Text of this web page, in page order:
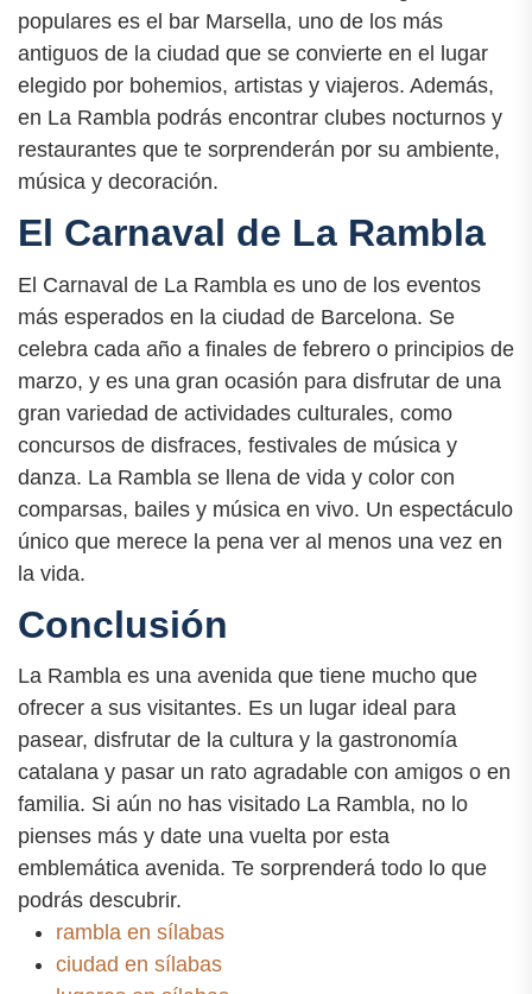
populares es el bar Marsella, uno de los más
antiguos de la ciudad que se convierte en el lugar
elegido por bohemios, artistas y viajeros. Además,
en La Rambla podrás encontrar clubes nocturnos y
restaurantes que te sorprenderán por su ambiente,
música y decoración.
El Carnaval de La Rambla
El Carnaval de La Rambla es uno de los eventos
más esperados en la ciudad de Barcelona. Se
celebra cada año a finales de febrero o principios de
marzo, y es una gran ocasión para disfrutar de una
gran variedad de actividades culturales, como
concursos de disfraces, festivales de música y
danza. La Rambla se llena de vida y color con
comparsas, bailes y música en vivo. Un espectáculo
único que merece la pena ver al menos una vez en
la vida.
Conclusión
La Rambla es una avenida que tiene mucho que
ofrecer a sus visitantes. Es un lugar ideal para
pasear, disfrutar de la cultura y la gastronomía
catalana y pasar un rato agradable con amigos o en
familia. Si aún no has visitado La Rambla, no lo
pienses más y date una vuelta por esta
emblemática avenida. Te sorprenderá todo lo que
podrás descubrir.
rambla en sílabas
ciudad en sílabas